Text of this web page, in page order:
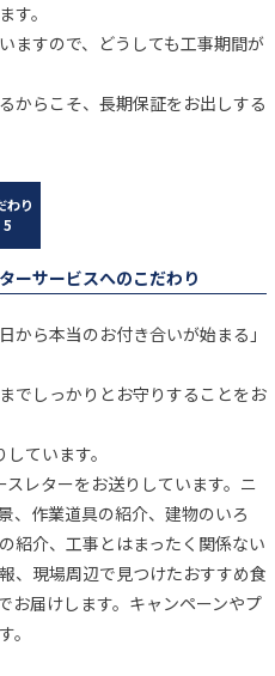
す。
ますので、どうしても工事期間が
からこそ、長期保証をお出しする
ーサービスへのこだわり
から本当のお付き合いが始まる」
でしっかりとお守りすることをお
ています。
レターをお送りしています。ニ
、作業道具の紹介、建物のいろ
紹介、工事とはまったく関係ない
、現場周辺で見つけたおすすめ食
お届けします。キャンペーンやプ
。